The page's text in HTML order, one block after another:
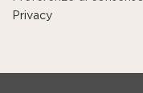
Privacy